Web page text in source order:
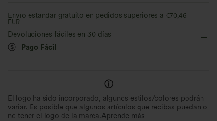
Cómodo como unos leggings
Envío estándar gratuito en pedidos superiores a €70,46
EUR
Devoluciones fáciles en 30 días
Pago Fácil
El logo ha sido incorporado, algunos estilos/colores podrán
variar. Es posible que algunos artículos que recibas puedan o
no tener el logo de la marca.Aprende más